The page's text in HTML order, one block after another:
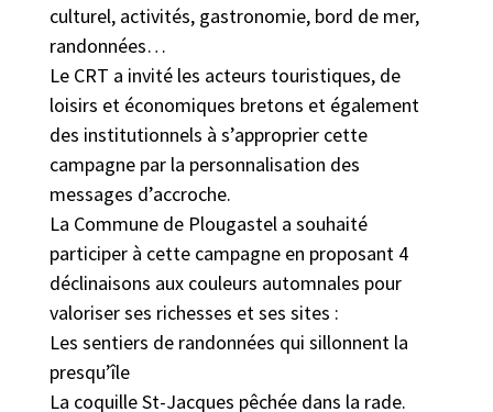
culturel, activités, gastronomie, bord de mer,
randonnées…
Le CRT a invité les acteurs touristiques, de
loisirs et économiques bretons et également
des institutionnels à s’approprier cette
campagne par la personnalisation des
messages d’accroche.
La Commune de Plougastel a souhaité
participer à cette campagne en proposant 4
déclinaisons aux couleurs automnales pour
valoriser ses richesses et ses sites :
Les sentiers de randonnées qui sillonnent la
presqu’île
La coquille St-Jacques pêchée dans la rade.